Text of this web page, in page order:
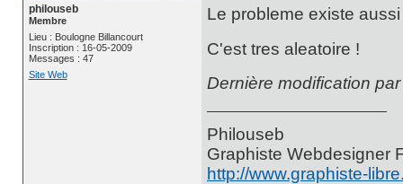
philouseb
Membre
Lieu : Boulogne Billancourt
Inscription : 16-05-2009
Messages : 47
Site Web
Le probleme existe
C'est tres aleatoire !
Dernière modification
Philouseb
Graphiste Webdesigner
http://www.graphiste-